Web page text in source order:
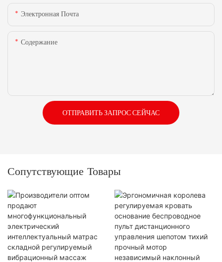
Электронная Почта
Содержание
ОТПРАВИТЬ ЗАПРОС СЕЙЧАС
Сопутствующие Товары